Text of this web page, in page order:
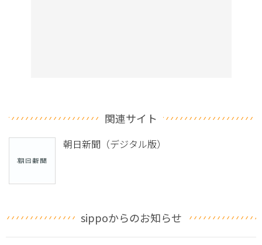
関連サイト
朝日新聞（デジタル版）
sippoからのお知らせ